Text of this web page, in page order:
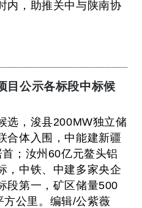
内，助推关中与陕南协
目公示各标段中标候
选，浚县200MW独立储
合体入围，中能建新疆
；汝州60亿元鳌头铝
，中铁、中建多家央企
段第一，矿区储量500
公里。编辑/公紫薇